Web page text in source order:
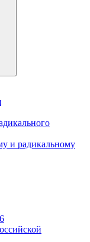
и радикальному